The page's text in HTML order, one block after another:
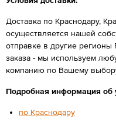
Доставка по Краснодару,
осуществляется нашей
отправке в другие регионы
заказа - мы используем
компанию по Вашему
Подробная информация об
по Краснодару